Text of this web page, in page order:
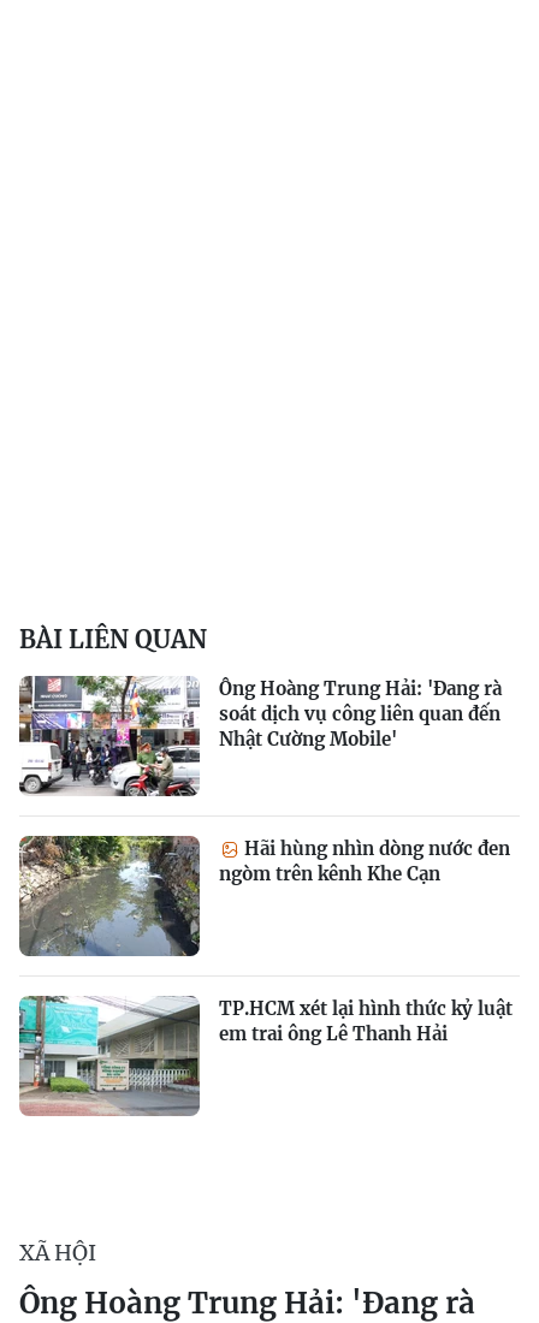
BÀI LIÊN QUAN
Ông Hoàng Trung Hải: 'Đang rà
soát dịch vụ công liên quan đến
Nhật Cường Mobile'
Hãi hùng nhìn dòng nước đen
ngòm trên kênh Khe Cạn
TP.HCM xét lại hình thức kỷ luật
em trai ông Lê Thanh Hải
XÃ HỘI
Ông Hoàng Trung Hải: 'Đang rà